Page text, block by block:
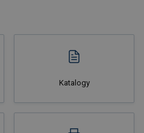
Katalogy